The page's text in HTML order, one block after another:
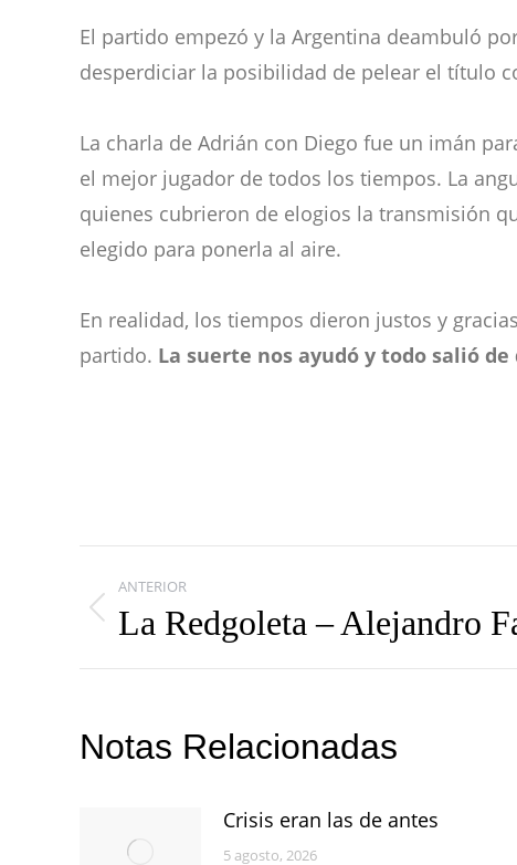
El partido empezó y la Argentina deambuló
desperdiciar la posibilidad de pelear el título
La charla de Adrián con Diego fue un imán
el mejor jugador de todos los tiempos. La
quienes cubrieron de elogios la transmisión
elegido para ponerla al aire.
En realidad, los tiempos dieron justos y
partido. La suerte nos ayudó y todo salió
Navegación
entre
publicaciones
ANTERIOR
Publicación
La Redgoleta – Alejandro
Notas Relacionadas
Crisis eran las de antes
5 agosto, 2026